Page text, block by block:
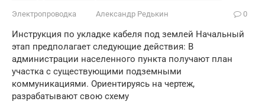
Электропроводка Александр Редькин 0
Инструкция по укладке кабеля под землей Начальный
этап предполагает следующие действия: В
администрации населенного пункта получают план
участка с существующими подземными
коммуникациями. Ориентируясь на чертеж,
разрабатывают свою схему